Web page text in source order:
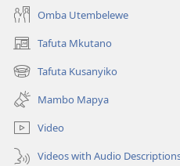
Omba Utembelewe
Tafuta Mkutano
(opens
new
window)
Tafuta Kusanyiko
(opens
new
window)
Mambo Mapya
Video
Videos with Audio